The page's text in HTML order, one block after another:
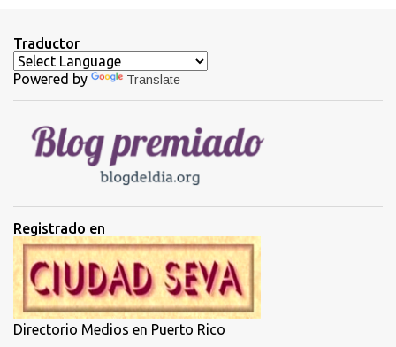
a
r
o
s
Traductor
Powered by Translate
Registrado en
Directorio Medios en Puerto Rico